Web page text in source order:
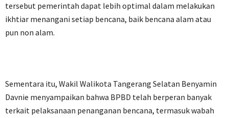
tersebut pemerintah dapat lebih optimal dalam melakukan
ikhtiar menangani setiap bencana, baik bencana alam atau
pun non alam.
Sementara itu, Wakil Walikota Tangerang Selatan Benyamin
Davnie menyampaikan bahwa BPBD telah berperan banyak
terkait pelaksanaan penanganan bencana, termasuk wabah